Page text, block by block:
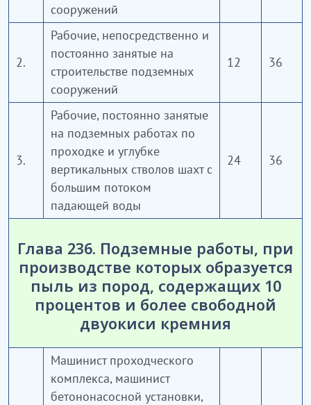
сооружений
2.
Рабочие, непосредственно и
постоянно занятые на
строительстве подземных
сооружений
12 36
3.
Рабочие, постоянно занятые
на подземных работах по
проходке и углубке
вертикальных стволов шахт с
большим потоком
падающей воды
24 36
Глава 236. Подземные работы, при
производстве которых образуется
пыль из пород, содержащих 10
процентов и более свободной
двуокиси кремния
Машинист проходческого
комплекса, машинист
бетононасосной установки,